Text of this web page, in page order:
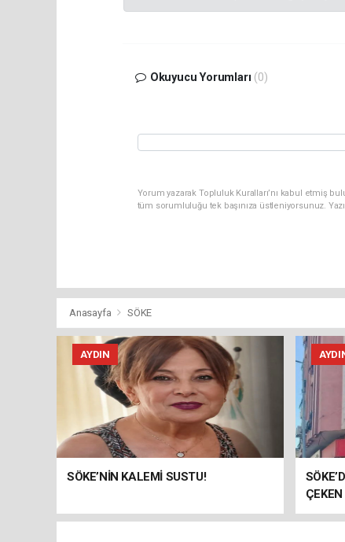
Okuyucu Yorumları (0)
Yorum yazarak Topluluk Kuralları’nı kabul etmiş
tüm sorumluluğu tek başınıza üstleniyorsunuz.
Anasayfa SÖKE
AYDIN
SÖKE’NİN KALEMİ SUSTU!